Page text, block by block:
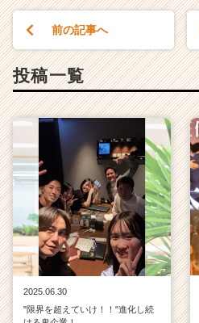
前の記事へ
投稿一覧
2025.06.30
"限界を超えていけ！！"進化し続